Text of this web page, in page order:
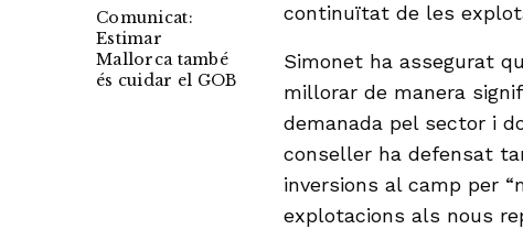
Comunicat:
Estimar
Mallorca també
és cuidar el GOB
continuïtat de les
Simonet ha assegurat
millorar de manera
demanada pel sector i
conseller ha defensat
inversions al camp per
explotacions als nous